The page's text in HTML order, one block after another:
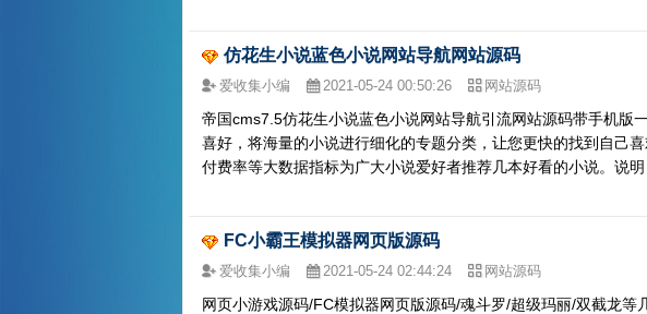
仿花生小说蓝色小说网站导航网站源码
爱收集小编 2021-05-24 00:50:26 网站源码
帝国cms7.5仿花生小说蓝色小说网站导航引流网站源码带手机版
喜好，将海量的小说进行细化的专题分类，让您更快的找到自己
付费率等大数据指标为广大小说爱好者推荐几本好看的小说。说明
FC小霸王模拟器网页版源码
爱收集小编 2021-05-24 02:44:24 网站源码
网页小游戏源码/FC模拟器网页版源码/魂斗罗/超级玛丽/双截龙